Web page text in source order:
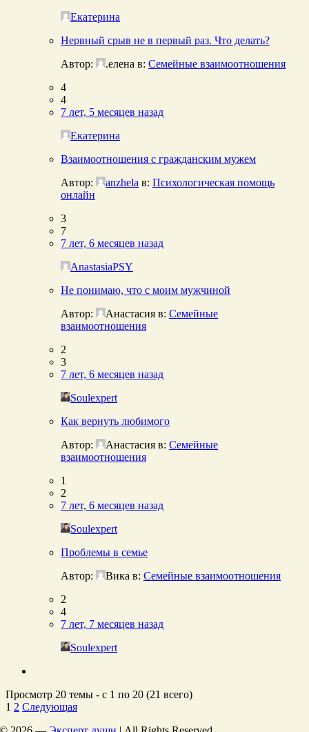
Екатерина
Нервный срыв не в первый раз. Что делать?
Автор:
.елена в: Семейные взаимоотношения
4
4
7 лет, 5 месяцев назад
Екатерина
Взаимоотношения с гражданским мужем
Автор:
anzhela в: Психологическая помощь
онлайн
3
7
7 лет, 6 месяцев назад
AnastasiaPSY
Не понимаю, что с моим мужчиной
Автор:
Анастасия в: Семейные
взаимоотношения
2
3
7 лет, 6 месяцев назад
Soulexpert
Как вернуть любимого
Автор:
Анастасия в: Семейные
взаимоотношения
1
2
7 лет, 6 месяцев назад
Soulexpert
Проблемы в семье
Автор:
Вика в: Семейные взаимоотношения
2
4
7 лет, 7 месяцев назад
Soulexpert
Просмотр 20 темы - с 1 по 20 (21 всего)
1 2 Следующая